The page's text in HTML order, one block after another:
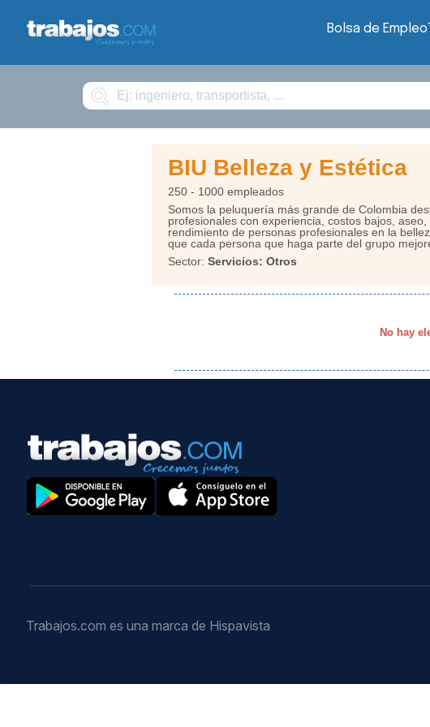
Bolsa de Empleo
Buscar
BIU Belleza y Estética
250 - 1000 empleados
Somos la peluquería más grande de Colombia
profesionales con experiencia, costos bajos,
rendimiento de personas profesionales en la
que cada persona que haga parte del grupo
Sector: Servicios: Otros
No hay
Trabajos.com es una marca de Hispavista